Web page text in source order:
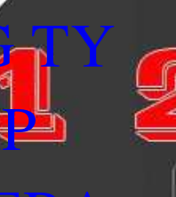
TY